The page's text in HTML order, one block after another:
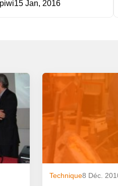
15 Jan, 2016
Technique8 Déc.